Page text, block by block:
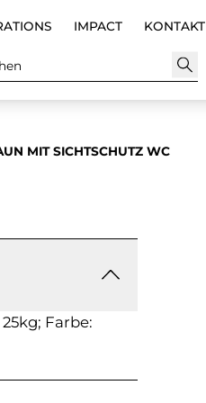
IMPACT KONTAKT
MIT SICHTSCHUTZ WC
Farbe: